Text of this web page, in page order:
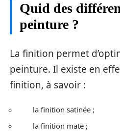
Quid des
peinture ?
La finition permet
peinture. Il existe en
finition, à savoir :
la finition satinée ;
la finition mate ;